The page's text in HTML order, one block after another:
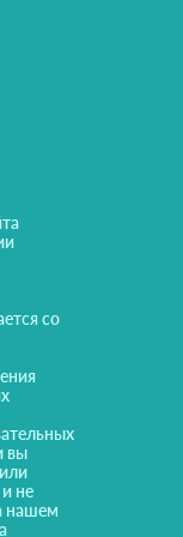
со
вы
не
нашем